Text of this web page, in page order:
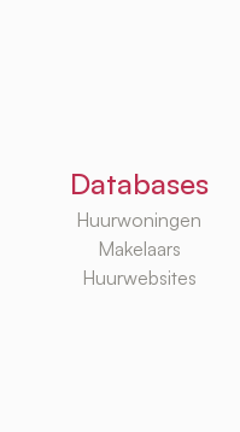
Databases
Huurwoningen
Makelaars
Huurwebsites